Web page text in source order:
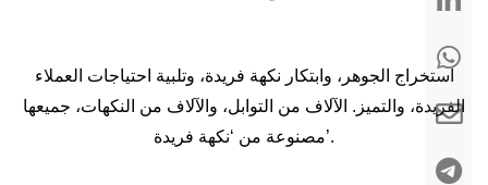
استخراج الجوهر، وابتكار نكهة فريدة، وتلبية احتياجات العملاء
الفريدة، والتميز. الآلاف من التوابل، والآلاف من النكهات، جميعها
مصنوعة من ‘نكهة فريدة’.